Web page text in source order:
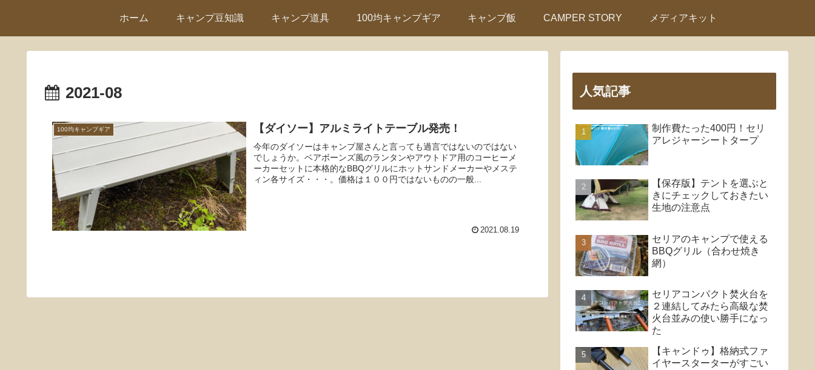
ホーム キャンプ豆知識 キャンプ道具 100均キャンプギア キャンプ飯 CAMPER STORY メディアキット
2021-08
100均キャンプギア 【ダイソー】アルミライトテーブル発売！
今年のダイソーはキャンプ屋さんと言っても過言ではないのではない
でしょうか。ベアボーンズ風のランタンやアウトドア用のコーヒーメ
ーカーセットに本格的なBBQグリルにホットサンドメーカーやメステ
ィン各サイズ・・・。価格は１００円ではないものの一般...
2021.08.19
人気記事
制作費たった400円！セリ
アレジャーシートタープ
【保存版】テントを選ぶと
きにチェックしておきたい
生地の注意点
セリアのキャンプで使える
BBQグリル（合わせ焼き
網）
セリアコンパクト焚火台を
２連結してみたら高級な焚
火台並みの使い勝手になっ
た
【キャンドゥ】格納式ファ
イヤースターターがすごい